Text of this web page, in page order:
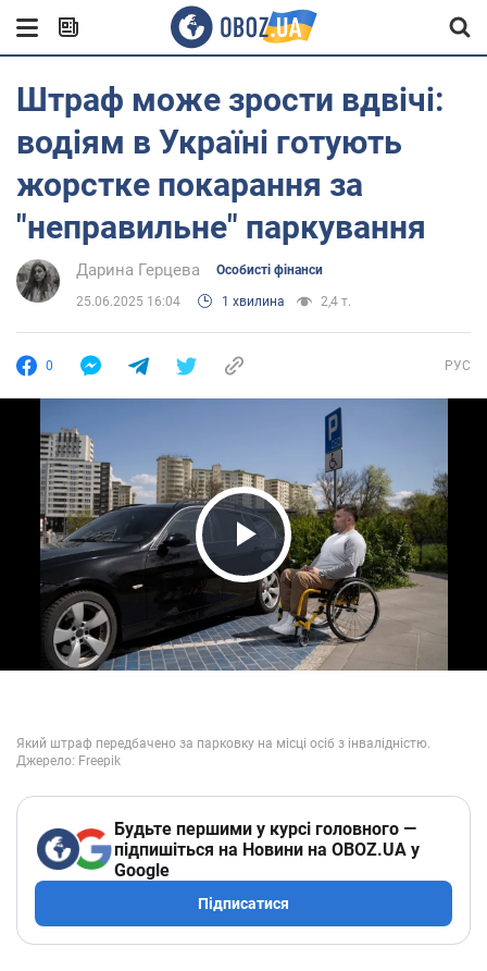
Штраф може зрости вдвічі:
водіям в Україні готують
жорстке покарання за
"неправильне" паркування
Дарина Герцева Особисті фінанси
25.06.2025 16:04 1 хвилина 2,4 т.
0 РУС
Play Video
Будьте першими у курсі головного —
підпишіться на Новини на OBOZ.UA у
Google
Підписатися